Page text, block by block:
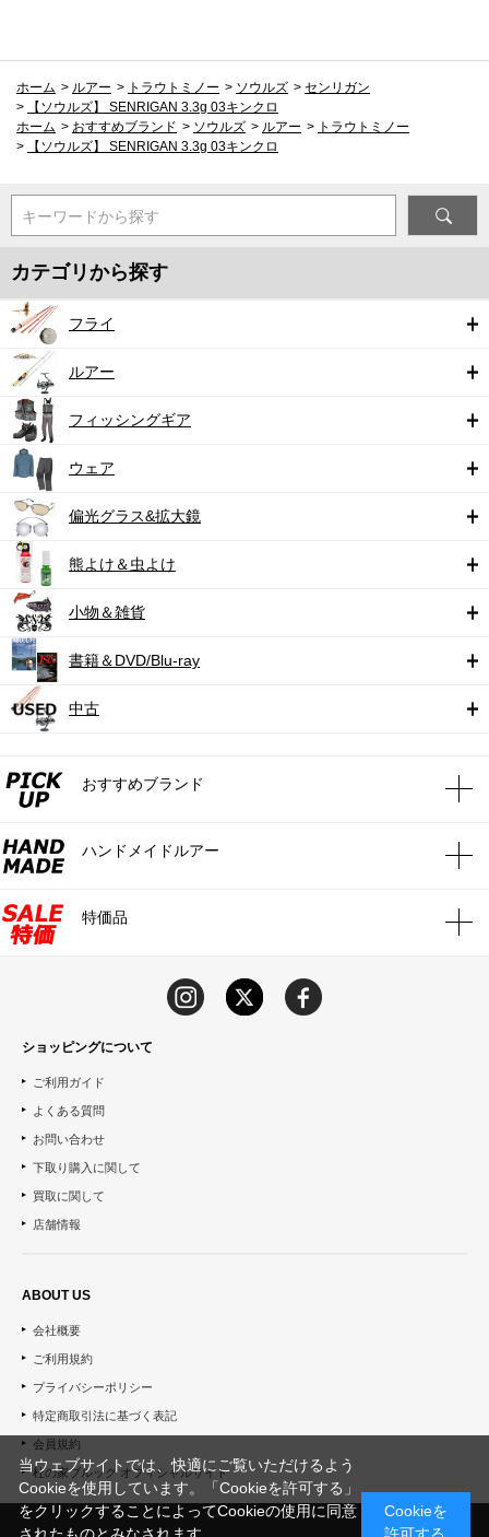
ホーム > ルアー > トラウトミノー > ソウルズ > センリガン
>
【ソウルズ】 SENRIGAN 3.3g 03キンクロ
ホーム > おすすめブランド > ソウルズ > ルアー > トラウトミノー
>
【ソウルズ】 SENRIGAN 3.3g 03キンクロ
キーワードから探す
カテゴリから探す
フライ
ルアー
フィッシングギア
ウェア
偏光グラス&拡大鏡
熊よけ＆虫よけ
小物＆雑貨
書籍＆DVD/Blu-ray
中古
おすすめブランド
ハンドメイドルアー
特価品
ショッピングについて
ご利用ガイド
よくある質問
お問い合わせ
下取り購入に関して
買取に関して
店舗情報
ABOUT US
会社概要
ご利用規約
プライバシーポリシー
特定商取引法に基づく表記
会員規約
杜の家ブルック オフィシャルサイト
当ウェブサイトでは、快適にご覧いただけるよう
Cookieを使用しています。「Cookieを許可する」
をクリックすることによってCookieの使用に同意
Cookieを